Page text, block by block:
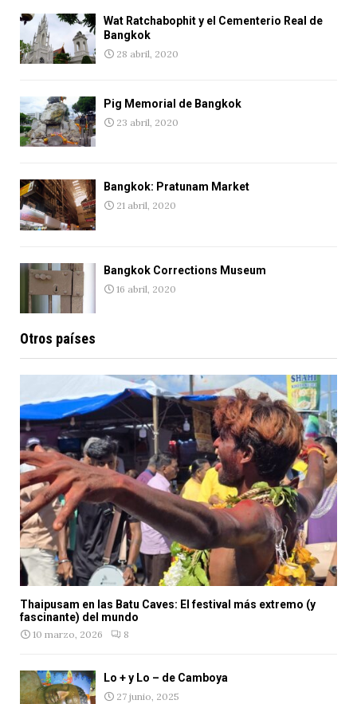
Wat Ratchabophit y el Cementerio Real de
Bangkok
28 abril, 2020
Pig Memorial de Bangkok
23 abril, 2020
Bangkok: Pratunam Market
21 abril, 2020
Bangkok Corrections Museum
16 abril, 2020
Otros países
Thaipusam en las Batu Caves: El festival más extremo (y
fascinante) del mundo
10 marzo, 2026 8
Lo + y Lo – de Camboya
27 junio, 2025